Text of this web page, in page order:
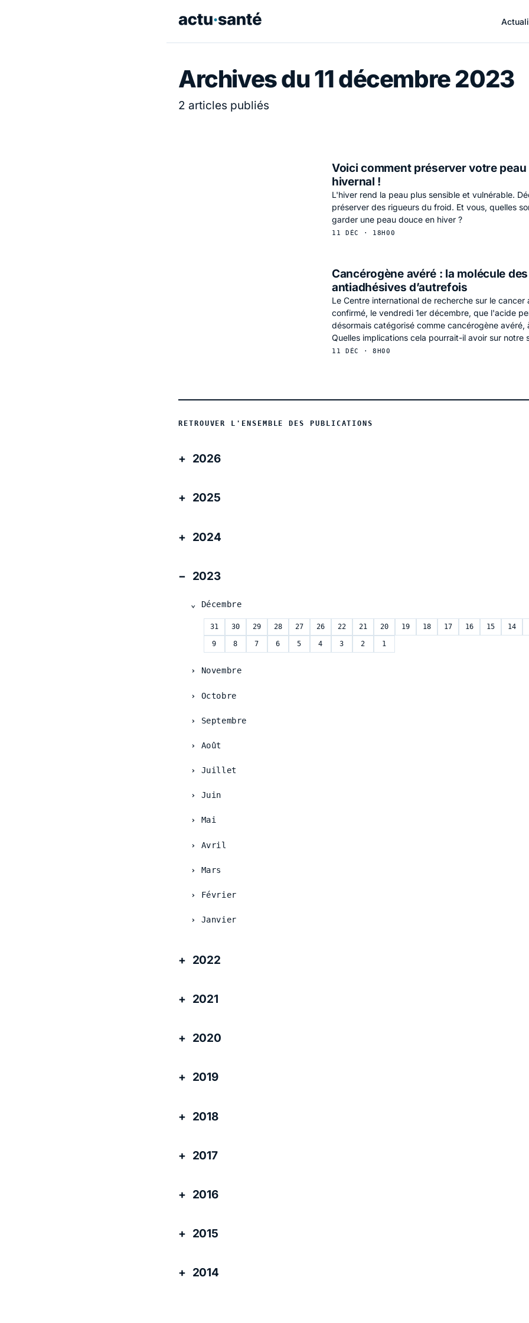
Archives du 11 décembre 2023
2 articles publiés
Voici comment préserver votre
hivernal !
L'hiver rend la peau plus sensible et vulnérable.
préserver des rigueurs du froid. Et vous, quelles
garder une peau douce en hiver ?
11 DÉC · 18H00
Cancérogène avéré : la molécule
antiadhésives d’autrefois
Le Centre international de recherche sur le cancer
confirmé, le vendredi 1er décembre, que l'acide
désormais catégorisé comme cancérogène avéré,
Quelles implications cela pourrait-il avoir sur notre
11 DÉC · 8H00
RETROUVER L'ENSEMBLE DES PUBLICATIONS
2026
2025
2024
2023
Décembre
31 30 29 28 27 26 22 21 20 19 18 17 16 15 14
9 8 7 6 5 4 3 2 1
Novembre
Octobre
Septembre
Août
Juillet
Juin
Mai
Avril
Mars
Février
Janvier
2022
2021
2020
2019
2018
2017
2016
2015
2014